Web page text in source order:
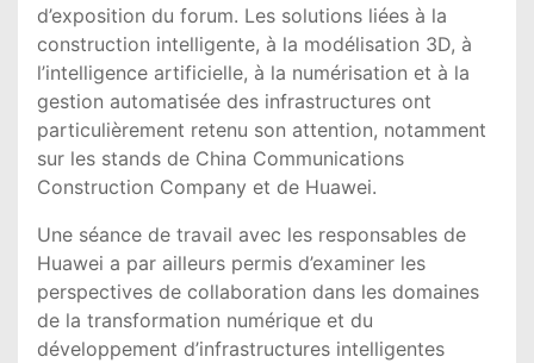
d’exposition du forum. Les solutions liées à la
construction intelligente, à la modélisation 3D, à
l’intelligence artificielle, à la numérisation et à la
gestion automatisée des infrastructures ont
particulièrement retenu son attention, notamment
sur les stands de China Communications
Construction Company et de Huawei.
Une séance de travail avec les responsables de
Huawei a par ailleurs permis d’examiner les
perspectives de collaboration dans les domaines
de la transformation numérique et du
développement d’infrastructures intelligentes